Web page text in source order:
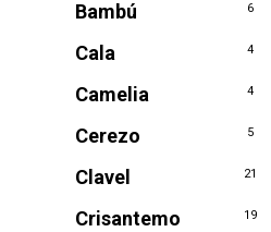
Bambú 6
Cala 4
Camelia 4
Cerezo 5
Clavel 21
Crisantemo 19